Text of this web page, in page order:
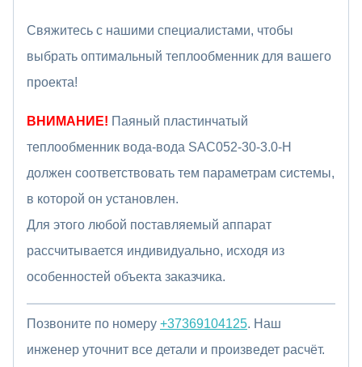
Свяжитесь с нашими специалистами, чтобы
выбрать оптимальный теплообменник для вашего
проекта!
ВНИМАНИЕ! Паяный пластинчатый
теплообменник вода-вода SAC052-30-3.0-H
должен соответствовать тем параметрам системы,
в которой он установлен.
Для этого любой поставляемый аппарат
рассчитывается индивидуально, исходя из
особенностей объекта заказчика.
Позвоните по номеру +37369104125. Наш
инженер уточнит все детали и произведет расчёт.